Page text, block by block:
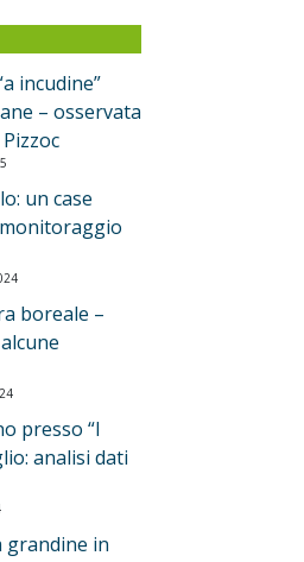
incudine”
– osservata
un case
boreale –
presso “I
analisi dati
grandine in